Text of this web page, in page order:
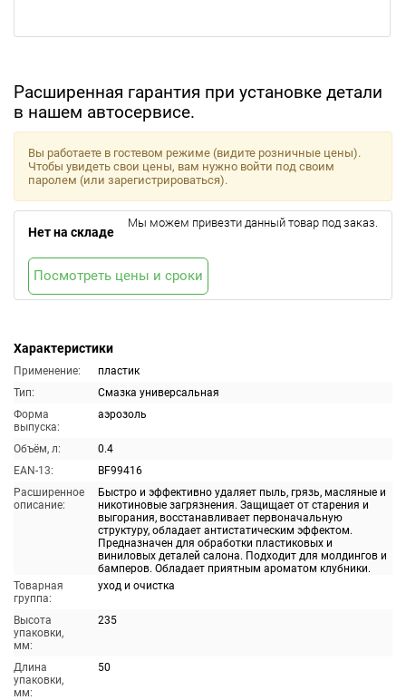
Расширенная гарантия при установке детали
в нашем автосервисе.
Характеристики
Применение:
пластик
Тип:
Смазка универсальная
Форма
выпуска:
аэрозоль
Объём, л:
0.4
EAN-13:
BF99416
Расширенное
описание:
Быстро и эффективно удаляет пыль, грязь, масляные и
никотиновые загрязнения. Защищает от старения и
выгорания, восстанавливает первоначальную
структуру, обладает антистатическим эффектом.
Предназначен для обработки пластиковых и
виниловых деталей салона. Подходит для молдингов и
бамперов. Обладает приятным ароматом клубники.
Товарная
группа:
уход и очистка
Высота
упаковки,
мм:
235
Длина
упаковки,
мм:
50
Вы работаете в гостевом режиме (видите розничные цены).
Чтобы увидеть свои цены, вам нужно войти под своим
паролем (или зарегистрироваться).
Нет на складе
Мы можем привезти данный товар под заказ.
Посмотреть цены и сроки